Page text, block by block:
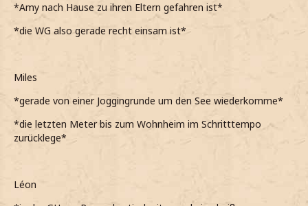
*Amy nach Hause zu ihren Eltern gefahren ist*
*die WG also gerade recht einsam ist*
Miles
*gerade von einer Joggingrunde um den See wiederkomme*
*die letzten Meter bis zum Wohnheim im Schritttempo
zurücklege*
Léon